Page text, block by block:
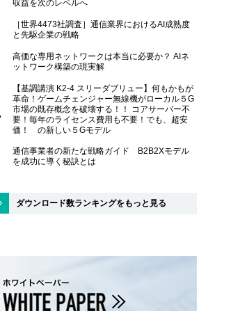
収益を次のレベルへ
［世界4473社調査］通信業界におけるAI成熟度
と先駆企業の戦略
高価な専用ネットワークは本当に必要か？ AIネ
ットワーク構築の現実解
【基調講演 K2-4 スリーダブリュー】何もかもが
革命！ゲームチェンジャー無線機がローカル５G
市場の既存概念を破壊する！！ コアサーバー不
要！毎年のライセンス費用も不要！でも、超安
価！ の新しい５Gモデル
通信事業者の新たな戦略ガイド B2B2Xモデル
を成功に導く秘訣とは
ダウンロード数ランキングをもっと見る